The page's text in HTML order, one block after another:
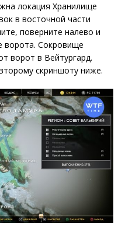
локация Хранилище
в восточной части
поверните налево и
ворота. Сокровище
ворот в Вейтургард.
скриншоту ниже.